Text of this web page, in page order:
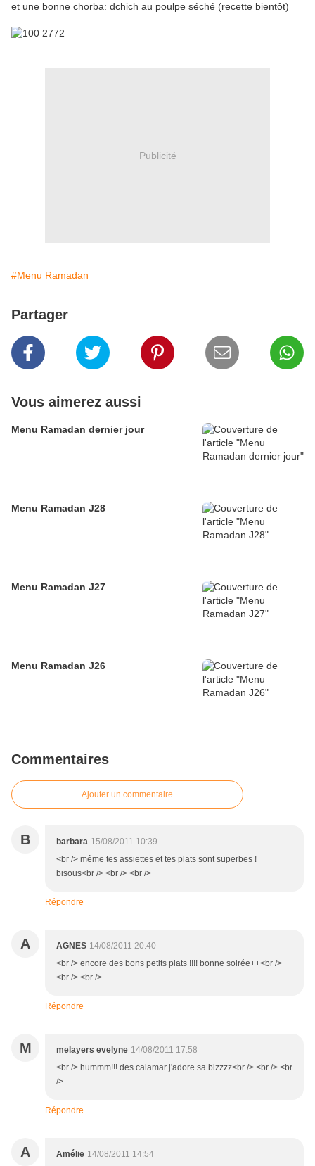
et une bonne chorba: dchich au poulpe séché (recette bientôt)
Publicité
#Menu Ramadan
Partager
Vous aimerez aussi
Menu Ramadan dernier jour
Menu Ramadan J28
Menu Ramadan J27
Menu Ramadan J26
Commentaires
Ajouter un commentaire
B barbara 15/08/2011 10:39
<br /> même tes assiettes et tes plats sont superbes !
bisous<br /> <br /> <br />
Répondre
A AGNES 14/08/2011 20:40
<br /> encore des bons petits plats !!!! bonne soirée++<br />
<br /> <br />
Répondre
M melayers evelyne 14/08/2011 17:58
<br /> hummm!!! des calamar j'adore sa bizzzz<br /> <br /> <br
/>
Répondre
A Amélie 14/08/2011 14:54